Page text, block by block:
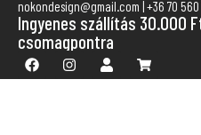
nokondesign@gmail.com | +36 70 560
Ingyenes szállítás 30.000
csomagpontra